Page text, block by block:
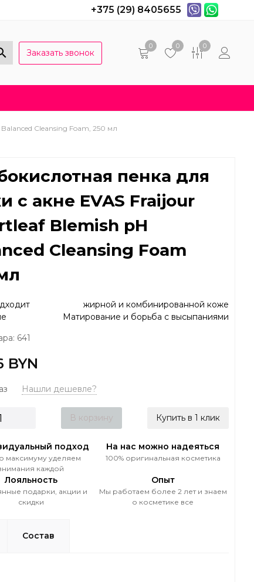
+375 (29) 8405655
Заказать звонок
0 0 0
Cleansing Foam, 250 мл
пенка для
с акне EVAS Fraijour
Blemish pH
Cleansing Foam
жирной и комбинированной коже
Матирование и борьба с высыпаниями
641
BYN
Нашли дешевле?
В корзину Купить в 1 клик
подход
максимуму уделяем
каждой
На нас можно надеяться
100% оригинальная косметика
Лояльность
подарки, акции и
скидки
Опыт
Мы работаем более 2 лет и знаем
о косметике все
Состав